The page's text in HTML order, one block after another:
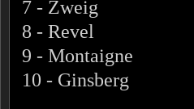
7 - Zweig
8 - Revel
9 - Montaigne
10 - Ginsberg